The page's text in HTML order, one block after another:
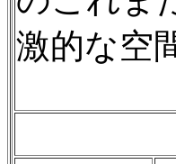
激的な空